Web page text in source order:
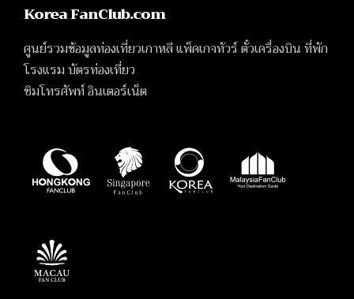
Korea FanClub.com
ศูนย์รวมข้อมูลท่องเที่ยวเกาหลี แพ็คเกจทัวร์ ตั๋วเครื่องบิน ที่พัก
โรงแรม บัตรท่องเที่ยว
ซิมโทรศัพท์ อินเตอร์เน็ต